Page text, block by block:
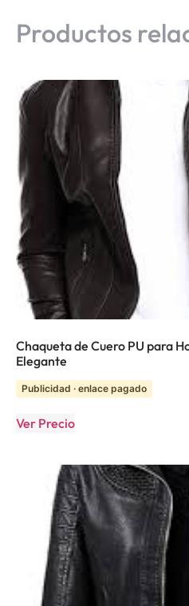
Productos
Chaqueta de Cuero PU para
Elegante
Publicidad · enlace pagado
Ver Precio